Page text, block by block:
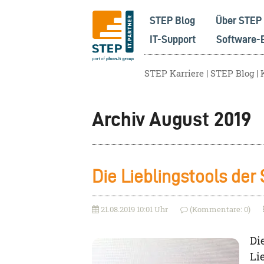
STEP Blog
Über STEP
IT-Support
Software-
STEP Karriere STEP Blog
Archiv August 2019
Die Lieblingstools der
21.08.2019 10:01 Uhr (Kommentare: 0)